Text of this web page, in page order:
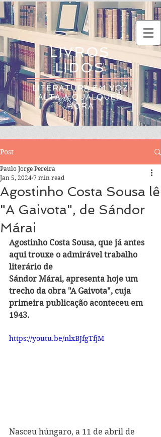
LIVROS
LIDOS
LITERATURA EM VOZ
ALTA A QUALQUER
HORA
Post
Agostinho Costa Sousa lê
"A Gaivota", de Sándor
Márai
Paulo Jorge Pereira
Jan 5, 2024 7 min read
Agostinho Costa Sousa, que já antes
aqui trouxe o admirável trabalho
literário de
Sándor Márai, apresenta hoje um
trecho da obra "A Gaivota", cuja
primeira publicação aconteceu em
1943.
https://youtu.be/nlxBJfgTfjM
Nasceu húngaro, a 11 de abril de